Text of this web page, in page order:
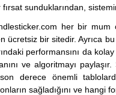
fırsat sunduklarından,
her bir mum
ücretsiz bir sitedir. Ayrıca
performansını da
ve algoritmayı
derece önemli
sağladığını ve hangi